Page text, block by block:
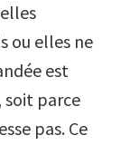
ou elles ne
est
soit parce
pas. Ce